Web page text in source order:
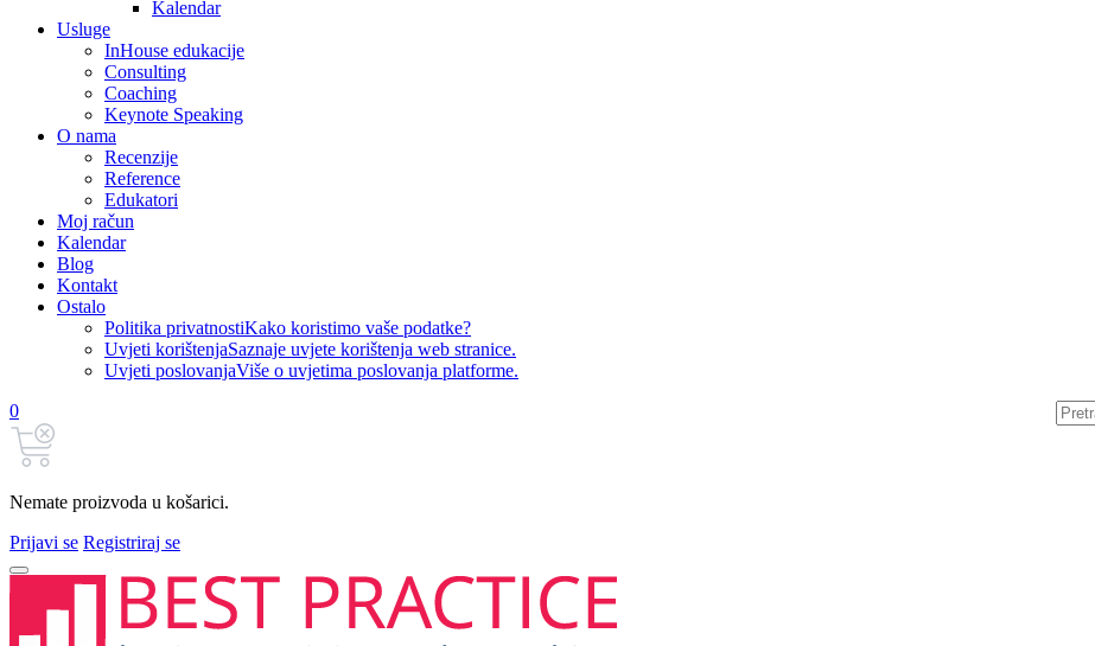
Kalendar
Usluge
InHouse edukacije
Consulting
Coaching
Keynote Speaking
O nama
Recenzije
Reference
Edukatori
Moj račun
Kalendar
Blog
Kontakt
Ostalo
Politika privatnostiKako koristimo vaše podatke?
Uvjeti korištenjaSaznaje uvjete korištenja web stranice.
Uvjeti poslovanjaViše o uvjetima poslovanja platforme.
0
Nemate proizvoda u košarici.
Prijavi se Registriraj se